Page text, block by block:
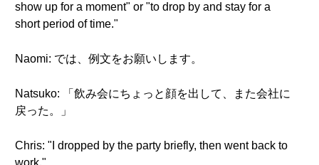
show up for a moment" or "to drop by and stay for a
short period of time."
Naomi: では、例文をお願いします。
Natsuko: 「飲み会にちょっと顔を出して、また会社に
戻った。」
Chris: "I dropped by the party briefly, then went back to
work."